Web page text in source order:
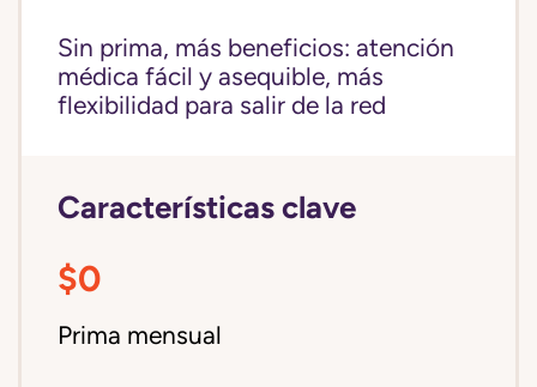
Sin prima, más beneficios: atención
médica fácil y asequible, más
flexibilidad para salir de la red
Características clave
$0
Prima mensual